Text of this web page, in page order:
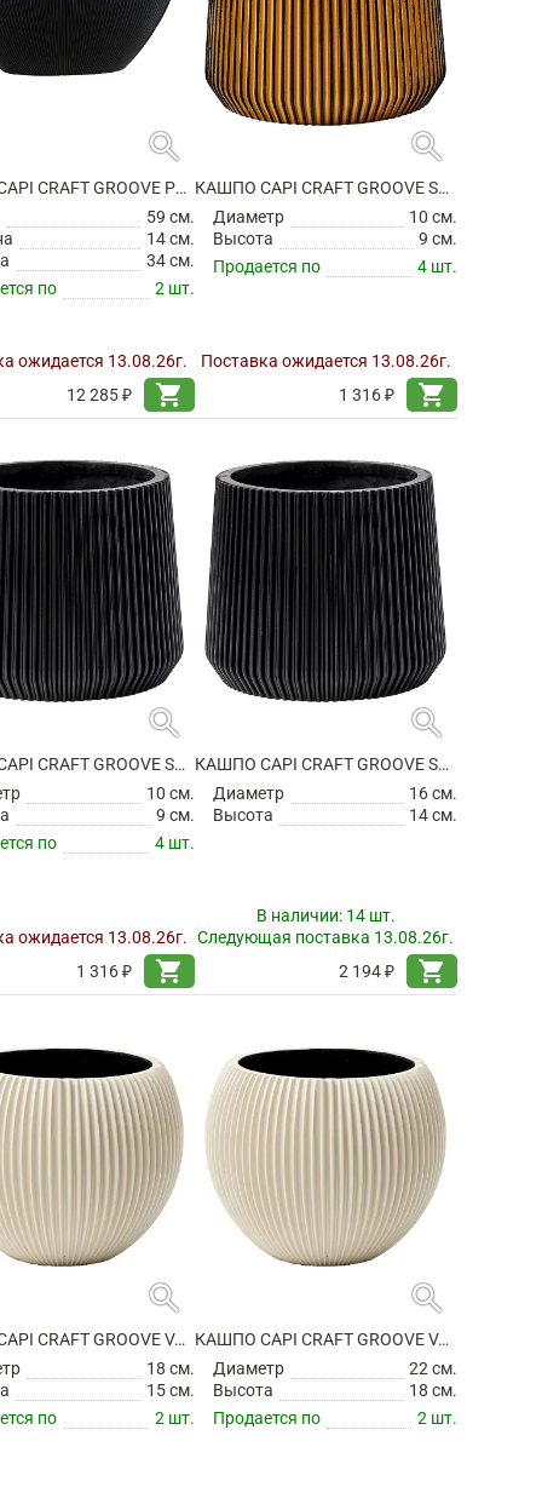
search
КАШПО CAPI CRAFT GROOVE PLANTER OVAL INTENSE BLACK
59 см.
14 см.
34 см.
по
2 шт.
ожидается 13.08.26г.
12 285 ₽
shopping_cart
search
КАШПО CAPI CRAFT GROOVE SANDBAG BLACK GOLD
Диаметр
10 см.
Высота
9 см.
Продается по
4 шт.
Поставка ожидается 13.08.26г.
1 316 ₽
shopping_cart
search
КАШПО CAPI CRAFT GROOVE SANDBAG INTENSE BLACK
10 см.
9 см.
по
4 шт.
ожидается 13.08.26г.
1 316 ₽
shopping_cart
search
КАШПО CAPI CRAFT GROOVE SANDBAG INTENSE BLACK
Диаметр
16 см.
Высота
14 см.
В наличии: 14 шт.
Следующая поставка 13.08.26г.
2 194 ₽
shopping_cart
search
КАШПО CAPI CRAFT GROOVE VASE BALL BEIGE
18 см.
15 см.
по
2 шт.
search
КАШПО CAPI CRAFT GROOVE VASE BALL BEIGE
Диаметр
22 см.
Высота
18 см.
Продается по
2 шт.